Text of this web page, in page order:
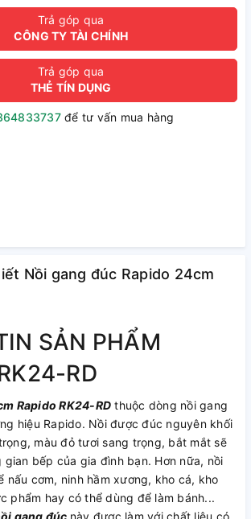
Trả góp qua
CÔNG TY TÀI CHÍNH
Trả góp qua
THẺ TÍN DỤNG
để tư vấn mua hàng
Nồi gang đúc Rapido 24cm
SẢN PHẨM
RD
Rapido RK24-RD thuộc dòng nồi gang
hiệu Rapido. Nồi được đúc nguyên khối
màu đỏ tươi sang trọng, bắt mắt sẽ
gian bếp của gia đình bạn. Hơn nữa, nồi
nấu cơm, ninh hầm xương, kho cá, kho
phẩm hay có thể dùng để làm bánh...
gang đúc này được làm với chất liệu có